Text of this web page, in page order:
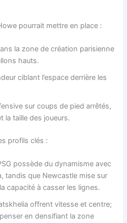
pourrait mettre en place :
la zone de création parisienne
hauts.
ciblant l’espace derrière les
sur coups de pied arrêtés,
la taille des joueurs.
profils clés :
possède du dynamisme avec
tandis que Newcastle mise sur
capacité à casser les lignes.
offrent vitesse et centre;
en densifiant la zone